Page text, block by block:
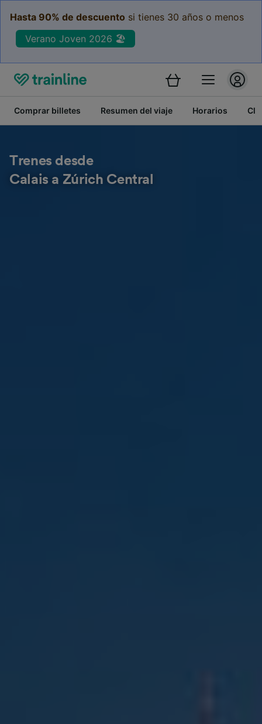
Hasta 90% de descuento si tienes 30 años o menos
Verano Joven 2026 🏖️
Comprar billetes Resumen del viaje Horarios
Trenes desde
Calais a Zúrich Central